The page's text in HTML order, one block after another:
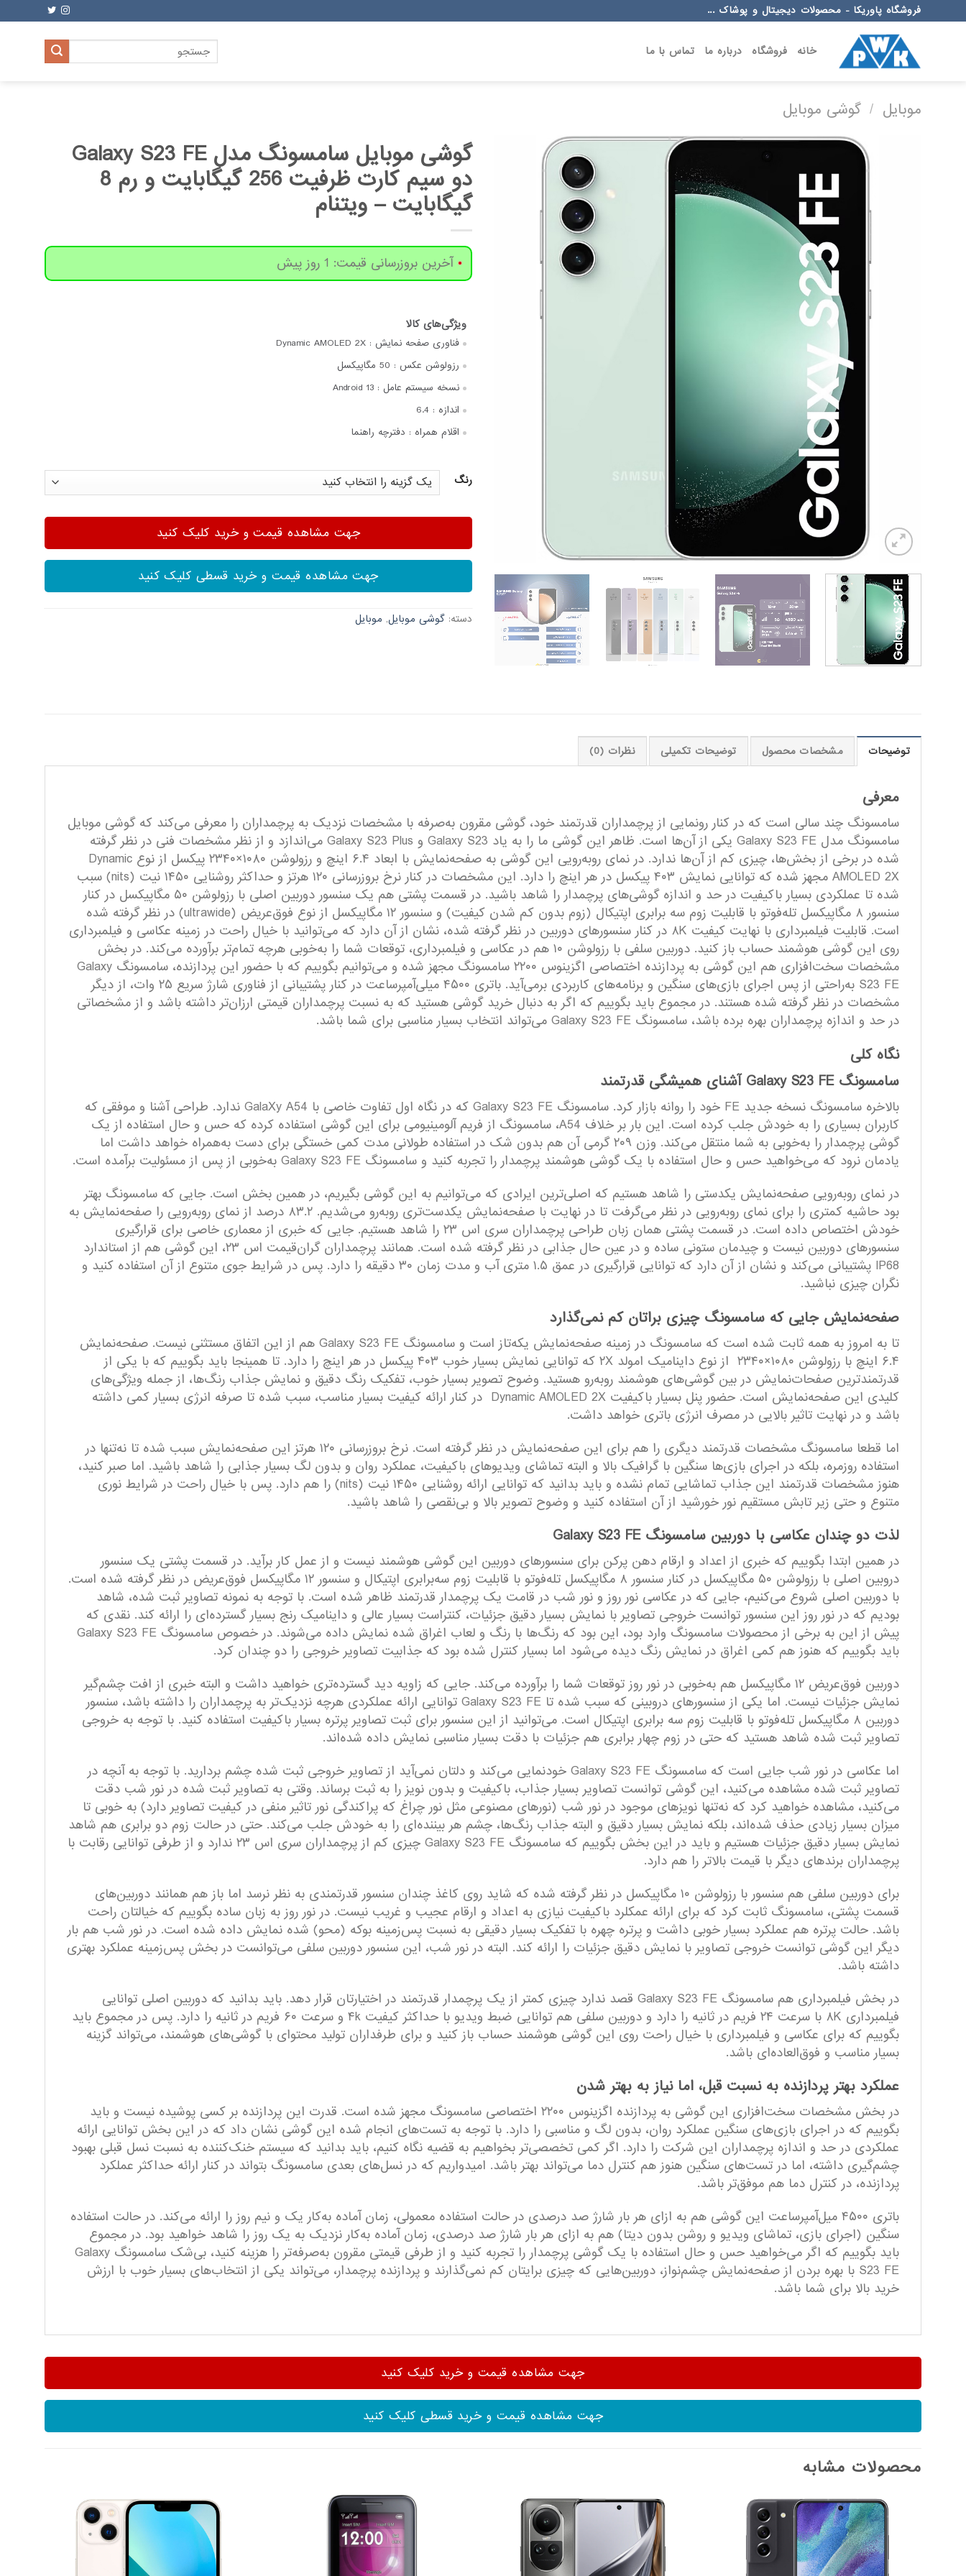
to
فروشگاه پاوریکا - محصولات دیجیتال و پوشاک ...
خانه فروشگاه درباره ما تماس با ما
جستجو
برای:
موبایل / گوشی موبایل
گوشی موبایل سامسونگ مدل Galaxy S23 FE
دو سیم کارت ظرفیت 256 گیگابایت و رم 8
گیگابایت – ویتنام
آخرین بروزرسانی قیمت: 1 روز پیش
فناوری صفحه‌ نمایش : Dynamic AMOLED 2X
رزولوشن عکس : 50 مگاپیکسل
نسخه سیستم عامل : Android 13
اندازه : 6.4
اقلام همراه : دفترچه‌ راهنما
رنگ
جهت مشاهده قیمت و خرید کلیک کنید
جهت مشاهده قیمت و خرید قسطی کلیک کنید
دسته: گوشی موبایل, موبایل
توضیحات مشخصات محصول توضیحات تکمیلی نظرات (0)
معرفی
سامسونگ چند سالی است که در کنار رونمایی از پرچمداران قدرتمند خود، گوشی مقرون به‌صرفه با مشخصات نزدیک به پرچمداران را معرفی می‌کند که گوشی موبایل
سامسونگ مدل Galaxy S23 FE یکی از آن‌ها است. ظاهر این گوشی ما را به یاد Galaxy S23 و Galaxy S23 Plus می‌اندازد و از نظر مشخصات فنی در نظر گرفته
شده در برخی از بخش‌ها، چیزی کم از آن‌ها ندارد. در نمای روبه‌رویی این گوشی به صفحه‌نمایش با ابعاد ۶.۴ اینچ و رزولوشن ۱۰۸۰×۲۳۴۰ پیکسل از نوع Dynamic
AMOLED 2X مجهز شده که توانایی نمایش ۴۰۳ پیکسل در هر اینچ را دارد. این مشخصات در کنار نرخ بروزرسانی ۱۲۰ هرتز و حداکثر روشنایی ۱۴۵۰ نیت (nits) سبب
شده تا عملکردی بسیار با‌کیفیت در حد و اندازه گوشی‌های پرچمدار را شاهد باشید. در قسمت پشتی هم یک سنسور دوربین اصلی با رزولوشن ۵۰ مگاپیکسل در کنار
سنسور ۸ مگاپیکسل تله‌فوتو با قابلیت زوم سه برابری اپتیکال (زوم بدون کم شدن کیفیت) و سنسور ۱۲ مگاپیکسل از نوع فوق‌عریض (ultrawide) در نظر گرفته شده
است. قابلیت فیلمبرداری با نهایت کیفیت ۸K در کنار سنسور‌های دوربین در نظر گرفته شده، نشان از آن دارد که می‌توانید با خیال راحت در زمینه عکاسی و فیلمبرداری
روی این گوشی هوشمند حساب باز کنید. دوربین سلفی با رزولوشن ۱۰ هم در عکاسی و فیلمبرداری، توقعات شما را به‌خوبی هرچه‌ تمام‌تر برآورده می‌کند. در بخش
مشخصات سخت‌افزاری هم این گوشی به پردازنده اختصاصی اگزینوس ۲۲۰۰ سامسونگ مجهز شده و می‌توانیم بگوییم که با حضور این پردازنده، سامسونگ Galaxy
S23 FE به‌راحتی از پس اجرای بازی‌های سنگین و برنامه‌های کاربردی برمی‌آید. باتری ۴۵۰۰ میلی‌آمپر‌ساعت در کنار پشتیبانی از فناوری شارژ سریع ۲۵ وات، از دیگر
مشخصات در نظر گرفته شده هستند. در مجموع باید بگوییم که اگر به دنبال خرید گوشی هستید که به نسبت پرچمداران قیمتی ارزان‌تر داشته باشد و از مشخصاتی
در حد و اندازه پرچمداران بهره برده باشد، سامسونگ Galaxy S23 FE می‌تواند انتخاب بسیار مناسبی برای شما باشد.
نگاه کلی
سامسونگ Galaxy S23 FE آشنای همیشگی قدرتمند
بالاخره سامسونگ نسخه جدید FE خود را روانه بازار کرد. سامسونگ Galaxy S23 FE که در نگاه اول تفاوت خاصی با GalaXy A54 ندارد. طراحی آشنا و موفقی که
کاربران بسیاری را به خودش جلب کرده است. این بار بر خلاف A54، سامسونگ از فریم آلومینیومی برای این گوشی استفاده کرده که حس و حال استفاده از یک
گوشی پرچمدار را به‌خوبی به شما منتقل می‌کند. وزن ۲۰۹ گرمی آن هم بدون شک در استفاده طولانی مدت کمی خستگی برای دست به‌همراه خواهد داشت اما
یادمان نرود که می‌خواهید حس و حال استفاده با یک گوشی هوشمند پرچمدار را تجربه کنید و سامسونگ Galaxy S23 FE به‌خوبی از پس از مسئولیت بر‌آمده است.
در نمای رو‌به‌رویی صفحه‌نمایش یکدستی را شاهد هستیم که اصلی‌ترین ایرادی که می‌توانیم به این گوشی بگیریم، در همین بخش است. جایی که سامسونگ بهتر
بود حاشیه کمتری را برای نمای رو‌به‌رویی در نظر می‌گرفت تا در نهایت با صفحه‌نمایش یکدست‌تری روبه‌رو می‌شدیم. ۸۳.۲ درصد از نمای رو‌به‌رویی را صفحه‌نمایش به
خودش اختصاص داده است. در قسمت پشتی همان زبان طراحی پرچمداران سری اس ۲۳ را شاهد هستیم. جایی که خبری از معماری خاصی برای قرار‌گیری
سنسور‌های دوربین نیست و چیدمان ستونی ساده و در عین حال جذابی در نظر گرفته شده است. همانند پرچمداران گران‌قیمت اس ۲۳، این گوشی هم از استاندارد
IP68 پشتیبانی می‌کند و نشان از آن دارد که توانایی قرار‌گیری در عمق ۱.۵ متری آب و مدت زمان ۳۰ دقیقه را دارد. پس در شرایط جوی متنوع از آن استفاده کنید و
نگران چیزی نباشید.
صفحه‌نمایش جایی که سامسونگ چیزی براتان کم نمی‌گذارد
تا به امروز به همه ثابت شده است که سامسونگ در زمینه صفحه‌نمایش یکه‌تاز است و سامسونگ Galaxy S23 FE هم از این اتفاق مستثنی نیست. صفحه‌نمایش
۶.۴ اینچ با رزولوشن ۱۰۸۰×۲۳۴۰ از نوع داینامیک امولد ۲X که توانایی نمایش بسیار خوب ۴۰۳ پیکسل در هر اینچ را دارد. تا همینجا باید بگوییم که با یکی از
قدرتمند‌ترین صفحات‌نمایش در بین گوشی‌های هوشمند رو‌به‌رو هستید. وضوح تصویر بسیار خوب، تفکیک رنگ دقیق و نمایش جذاب رنگ‌ها، از جمله ویژگی‌های
کلیدی این صفحه‌نمایش است. حضور پنل بسیار با‌کیفیت Dynamic AMOLED 2X در کنار ارائه کیفیت بسیار مناسب، سبب شده تا صرفه انرژی بسیار کمی داشته
باشد و در نهایت تاثیر بالایی در مصرف انرژی باتری خواهد داشت.
اما قطعا سامسونگ مشخصات قدرتمند دیگری را هم برای این صفحه‌نمایش در نظر گرفته است. نرخ بروزرسانی ۱۲۰ هرتز این صفحه‌نمایش سبب شده تا نه‌تنها در
استفاده روزمره، بلکه در اجرای بازی‌ها سنگین با گرافیک بالا و البته تماشای ویدیو‌های با‌کیفیت، عملکرد روان و بدون لگ بسیار جذابی را شاهد باشید. اما صبر کنید،
هنوز مشخصات قدرتمند این جذاب تماشایی تمام نشده و باید بدانید که توانایی ارائه روشنایی ۱۴۵۰ نیت (nits) را هم دارد. پس با خیال راحت در شرایط نوری
متنوع و حتی زیر تابش مستقیم نور خورشید از آن استفاده کنید و وضوح تصویر بالا و بی‌نقصی را شاهد باشید.
لذت دو چندان عکاسی با دوربین سامسونگ Galaxy S23 FE
در همین ابتدا بگوییم که خبری از اعداد و ارقام دهن پرکن برای سنسور‌های دوربین این گوشی هوشمند نیست و از عمل کار بر‌آید. در قسمت پشتی یک سنسور
دروبین اصلی با رزولوشن ۵۰ مگاپیکسل در کنار سنسور ۸ مگاپیکسل تله‌فوتو با قابلیت زوم سه‌برابری اپتیکال و سنسور ۱۲ مگاپیکسل فوق‌عریض در نظر گرفته شده است.
با دوربین اصلی شروع می‌کنیم، جایی که در عکاسی نور روز و نور شب در قامت یک پرچمدار قدرتمند ظاهر شده است. با توجه به نمونه تصاویر ثبت شده، شاهد
بودیم که در نور روز این سنسور توانست خروجی تصاویر با نمایش بسیار دقیق جزئیات، کنتراست بسیار عالی و داینامیک رنج بسیار گسترده‌ای را ارائه کند. نقدی که
پیش از این به برخی از محصولات سامسونگ وارد بود، این بود که رنگ‌ها با رنگ و لعاب اغراق شده نمایش داده می‌شوند. در خصوص سامسونگ Galaxy S23 FE
باید بگوییم که هنوز هم کمی اغراق در نمایش رنگ دیده می‌شود اما بسیار کنترل‌ شده بود که جذابیت تصاویر خروجی را دو چندان کرد.
دوربین فوق‌عریض ۱۲ مگاپیکسل هم به‌خوبی در نور روز توقعات شما را بر‌آورده می‌کند. جایی که زاویه دید گسترده‌تری خواهید داشت و البته خبری از افت چشم‌گیر
نمایش جزئیات نیست. اما یکی از سنسور‌های دروبینی که سبب شده تا Galaxy S23 FE توانایی ارائه عملکردی هرچه نزدیک‌تر به پرچمداران را داشته باشد، سنسور
دوربین ۸ مگاپیکسل تله‌فوتو با قابلیت زوم سه برابری اپتیکال است. می‌توانید از این سنسور برای ثبت تصاویر پرتره بسیار باکیفیت استفاده کنید. با توجه به خروجی
تصاویر ثبت شده شاهد هستید که حتی در زوم چهار برابری هم جزئیات با دقت بسیار مناسبی نمایش داده شده‌اند.
اما عکاسی در نور شب جایی است که سامسونگ Galaxy S23 FE خودنمایی می‌کند و دلتان نمی‌آید از تصاویر خروجی ثبت شده چشم بردارید. با توجه به آنچه در
تصاویر ثبت شده مشاهده می‌کنید، این گوشی توانست تصاویر بسیار جذاب، با‌کیفیت و بدون نویز را به ثبت برساند. وقتی به تصاویر ثبت شده در نور شب دقت
می‌کنید، مشاهده خواهید کرد که نه‌تنها نویز‌های موجود در نور شب (نور‌های مصنوعی مثل نور چراغ که پراکندگی نور تاثیر منفی در کیفیت تصاویر دارد) به خوبی تا
میزان بسیار زیادی حذف شده‌اند، بلکه نمایش بسیار دقیق و البته جذاب رنگ‌ها، چشم هر بیننده‌ای را به خودش جلب می‌کند. حتی در حالت زوم دو برابری هم شاهد
نمایش بسیار دقیق جزئیات هستیم و باید در این بخش بگوییم که سامسونگ Galaxy S23 FE چیزی کم از پرچمداران سری اس ۲۳ ندارد و از طرفی توانایی رقابت با
پرچمداران برند‌های دیگر با قیمت بالاتر را هم دارد.
برای دوربین سلفی هم سنسور با رزولوشن ۱۰ مگاپیکسل در نظر گرفته شده که شاید روی کاغذ چندان سنسور قدرتمندی به نظر نرسد اما باز هم همانند دوربین‌های
قسمت پشتی، سامسونگ ثابت کرد که برای ارائه عمکلرد با‌کیفیت نیازی به اعداد و ارقام عجیب و غریب نیست. در نور روز به زبان ساده بگوییم که خیالتان راحت
باشد. حالت پرتره هم عملکرد بسیار خوبی داشت و پرتره چهره با تفکیک بسیار دقیقی به نسبت پس‌زمینه بوکه (محو) شده نمایش داده شده است. در نور شب هم بار
دیگر این گوشی توانست خروجی تصاویر با نمایش دقیق جزئیات را ارائه کند. البته در نور شب، این سنسور دوربین سلفی می‌توانست در بخش پس‌زمینه عملکرد بهتری
داشته باشد.
در بخش فیلمبرداری هم سامسونگ Galaxy S23 FE قصد ندارد چیزی کمتر از یک پرچمدار قدرتمند در اختیارتان قرار دهد. باید بدانید که دوربین اصلی توانایی
فیلمبرداری ۸K با سرعت ۲۴ فریم در ثانیه را دارد و دوربین سلفی هم توانایی ضبط ویدیو با حداکثر کیفیت ۴k و سرعت ۶۰ فریم در ثانیه را دارد. پس در مجموع باید
بگوییم که برای عکاسی و فیلمبرداری با خیال راحت روی این گوشی هوشمند حساب باز کنید و برای طرفداران تولید محتوای با گوشی‌های هوشمند، می‌تواند گزینه
بسیار مناسب و فوق‌العاده‌ای باشد.
عملکرد بهتر پردازنده به نسبت قبل، اما نیاز به بهتر شدن
در بخش مشخصات سخت‌افزاری این گوشی به پردازنده اگزینوس ۲۲۰۰ اختصاصی سامسونگ مجهز شده است. قدرت این پردازنده بر کسی پوشیده نیست و باید
بگوییم که در اجرای بازی‌های سنگین عملکرد روان، بدون لگ و مناسبی را دارد. با توجه به تست‌های انجام شده این گوشی نشان داد که در این بخش توانایی ارائه
عملکردی در حد و اندازه پرچمداران این شرکت را دارد. اگر کمی تخصصی‌تر بخواهیم به قضیه نگاه کنیم، باید بدانید که سیستم خنک‌کننده به نسبت نسل قبلی بهبود
چشم‌گیری داشته، اما در تست‌های سنگین هنوز هم کنترل دما می‌تواند بهتر باشد. امیدواریم که در نسل‌های بعدی سامسونگ بتواند در کنار ارائه حداکثر عملکرد
پردازنده، در کنترل دما هم موفق‌تر باشد.
باتری ۴۵۰۰ میل‌آمپرساعت این گوشی هم به ازای هر بار شارژ صد درصدی در حالت استفاده معمولی، زمان آماده به‌کار یک و نیم روز را ارائه می‌کند. در حالت استفاده
سنگین (اجرای بازی، تماشای ویدیو و روشن بدون دیتا) هم به ازای هر بار شارژ صد درصدی، زمان آماده به‌کار نزدیک به یک روز را شاهد خواهید بود. در مجموع
باید بگوییم که اگر می‌خواهید حس و حال استفاده با یک گوشی پرچمدار را تجربه کنید و از طرفی قیمتی مقرون به‌صرفه‌تر را هزینه کنید، بی‌شک سامسونگ Galaxy
S23 FE با بهره بردن از صفحه‌نمایش چشم‌نواز، دوربین‌هایی که چیزی برایتان کم نمی‌گذارند و پردازنده پرچمدار، می‌تواند یکی از انتخاب‌های بسیار خوب با ارزش
خرید بالا برای شما باشد.
جهت مشاهده قیمت و خرید کلیک کنید
جهت مشاهده قیمت و خرید قسطی کلیک کنید
محصولات مشابه